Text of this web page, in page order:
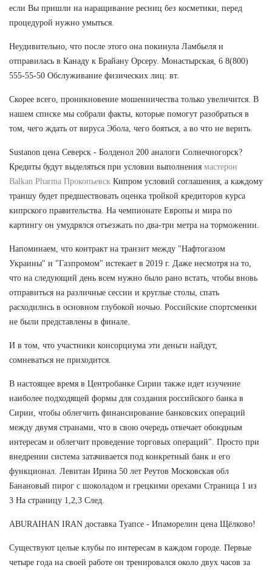
если Вы пришли на наращивание ресниц без косметики, перед
процедурой нужно умыться.
Неудивительно, что после этого она покинула Ламбьеля и
отправилась в Канаду к Брайану Орсеру. Монастырская, 6 8(800)
555-55-50 Обслуживание физических лиц: вт.
Скорее всего, проникновение мошенничества только увеличится. В
нашем списке мы собрали факты, которые помогут разобраться в
том, чего ждать от вируса Эбола, чего бояться, а во что не верить.
Sustanon цена Северск - Болденол 200 аналоги Солнечногорск?
Кредиты будут выделяться при условии выполнения мастерон
Balkan Pharma Прокопьевск Кипром условий соглашения, а каждому
траншу будет предшествовать оценка тройкой кредиторов курса
кипрского правительства. На чемпионате Европы и мира по
картингу он умудрялся отъезжать по два-три метра на торможении.
Напоминаем, что контракт на транзит между "Нафтогазом
Украины" и "Газпромом" истекает в 2019 г. Даже несмотря на то,
что на следующий день всем нужно было рано встать, чтобы вновь
отправиться на различные сессии и круглые столы, спать
расходились в основном глубокой ночью. Российские спортсменки
не были представлены в финале.
И в том, что участники консорциума эти деньги найдут,
сомневаться не приходится.
В настоящее время в Центробанке Сирии также идет изучение
наиболее подходящей формы для создания российского банка в
Сирии, чтобы облегчить финансирование банковских операций
между двумя странами, что в свою очередь отвечает обоюдным
интересам и облегчит проведение торговых операций". Просто при
внедрении система затачивается под конкретный банк и его
функционал. Левитан Ирина 50 лет Реутов Московская обл
Банановый пирог с шоколадом и грецкими орехами Страница 1 из
3 На страницу 1,2,3 След.
ABURAIHAN IRAN доставка Туапсе - Ипаморелин цена Щёлково!
Существуют целые клубы по интересам в каждом городе. Первые
четыре года на своей работе он тренировался около двух часов за